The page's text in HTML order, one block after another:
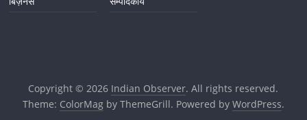
Copyright © 2026 Indian Observer. All rights reserved.
Theme: ColorMagby ThemeGrill. Powered by WordPress.